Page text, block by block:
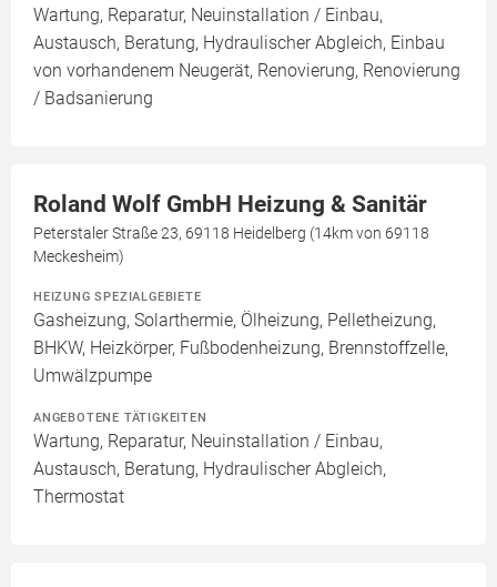
Wartung, Reparatur, Neuinstallation / Einbau,
Austausch, Beratung, Hydraulischer Abgleich, Einbau
von vorhandenem Neugerät, Renovierung, Renovierung
/ Badsanierung
Roland Wolf GmbH Heizung & Sanitär
Peterstaler Straße 23, 69118 Heidelberg (14km von 69118
Meckesheim)
HEIZUNG SPEZIALGEBIETE
Gasheizung, Solarthermie, Ölheizung, Pelletheizung,
BHKW, Heizkörper, Fußbodenheizung, Brennstoffzelle,
Umwälzpumpe
ANGEBOTENE TÄTIGKEITEN
Wartung, Reparatur, Neuinstallation / Einbau,
Austausch, Beratung, Hydraulischer Abgleich,
Thermostat